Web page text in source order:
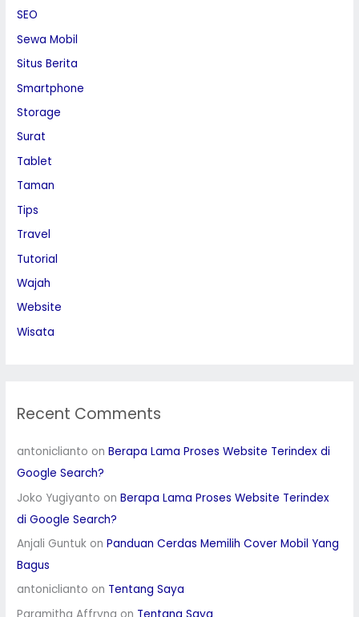
SEO
Sewa Mobil
Situs Berita
Smartphone
Storage
Surat
Tablet
Taman
Tips
Travel
Tutorial
Wajah
Website
Wisata
Recent Comments
antoniclianto onBerapa Lama Proses Website Terindex di
Google Search?
Joko Yugiyanto onBerapa Lama Proses Website Terindex
di Google Search?
Anjali Guntuk onPanduan Cerdas Memilih Cover Mobil Yang
Bagus
antoniclianto on Tentang Saya